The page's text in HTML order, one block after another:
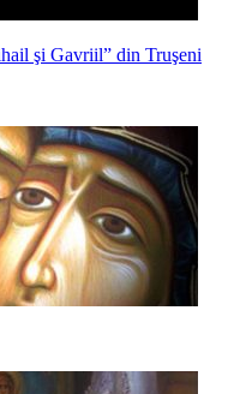
şi Gavriil” din Truşeni